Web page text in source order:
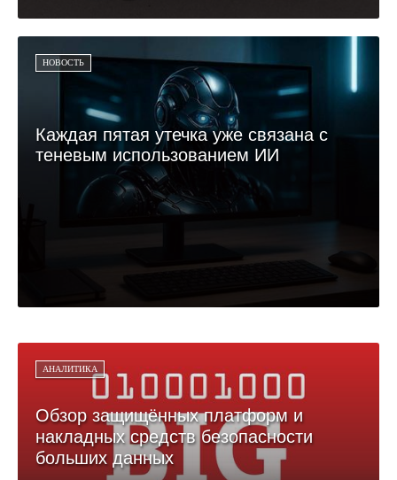
НОВОСТЬ
Каждая пятая утечка уже связана с
теневым использованием ИИ
АНАЛИТИКА
Обзор защищённых платформ и
накладных средств безопасности
больших данных